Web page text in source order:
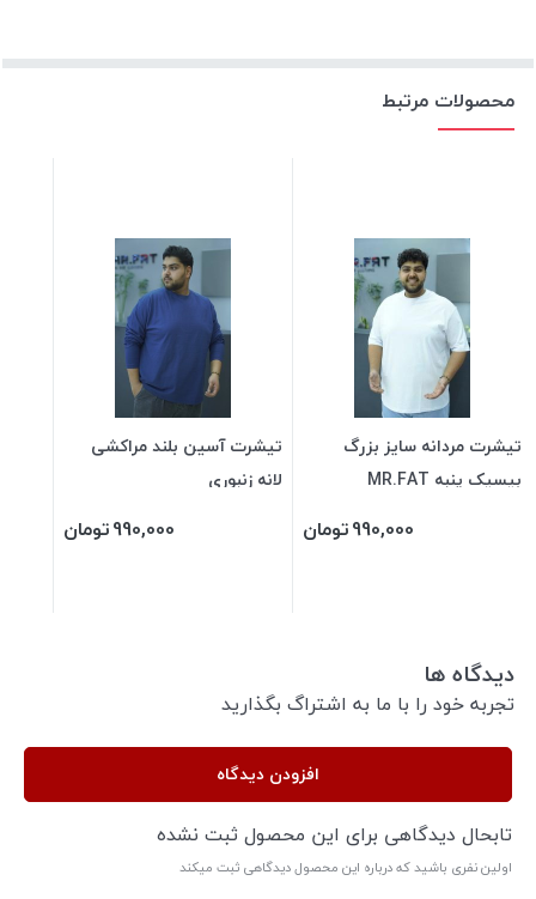
محصولات مرتبط
تیشرت مردانه سایز بزرگ
بیسیک پنبه MR.FAT
990,000تومان
تیشرت آسین بلند مراکشی
لانه زنبوری
990,000تومان
دیدگاه ها
تجربه خود را با ما به اشتراگ بگذارید
افزودن دیدگاه
تابحال دیدگاهی برای این محصول ثبت نشده
اولین نفری باشید که درباره این محصول دیدگاهی ثبت میکند